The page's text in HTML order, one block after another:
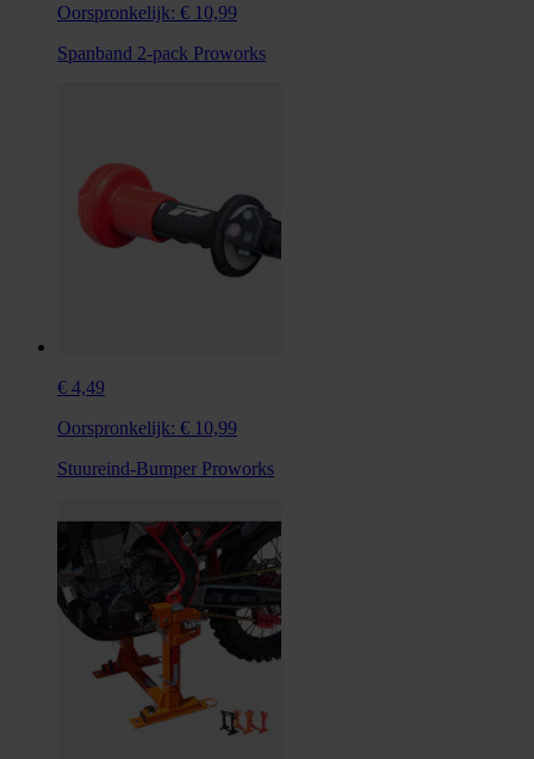
Oorspronkelijk: € 10,99
Spanband 2-pack Proworks
€ 4,49
Oorspronkelijk: € 10,99
Stuureind-Bumper Proworks